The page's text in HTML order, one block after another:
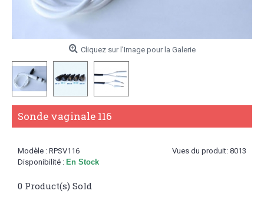
Cliquez sur l'Image pour la Galerie
Sonde vaginale 116
Vues du produit: 8013
Modèle : RPSV116
Disponibilité : En Stock
0 Product(s) Sold